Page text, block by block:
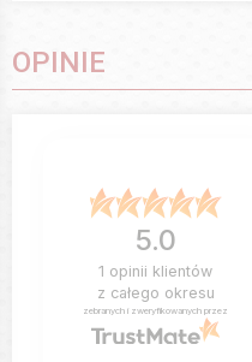
OPINIE
5.0
1 opinii klientów
z całego okresu
zebranych i zweryfikowanych przez